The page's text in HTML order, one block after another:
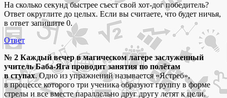
На сколько секунд быстрее съест свой хот‑дог победитель?
Ответ округлите до целых. Если вы считаете, что будет ничья,
в ответ запишите 0.
Ответ
№ 2 Каждый вечер в магическом лагере заслуженный
учитель Баба‑Яга проводит занятия по полётам
в ступах. Одно из упражнений называется «Ястреб»,
в процессе которого три ученика образуют группу в форме
стрелы и все вместе параллельно друг другу летят к цели.